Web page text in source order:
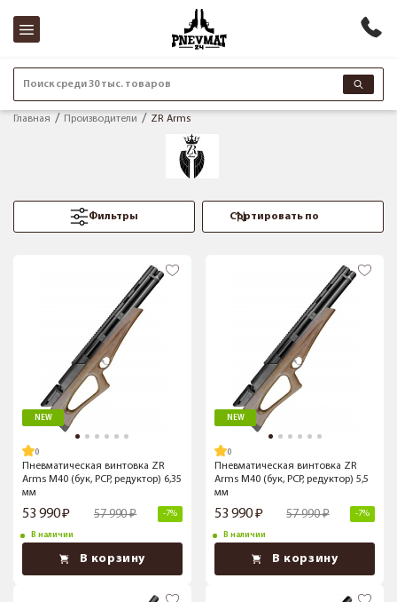
Поиск среди 30 тыс. товаров
Главная Производители ZR Arms
Фильтры
NEW
Пневматическая винтовка ZR
Arms M40 (бук, PCP, редуктор) 6,35
мм
53 990 57 990 -7%
В наличии
В корзину
NEW
Пневматическая винтовка ZR
Arms M40 (бук, PCP, редуктор) 5,5
мм
53 990 57 990 -7%
В наличии
В корзину